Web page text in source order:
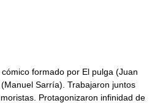
formado por El pulga (Juan
Sarría). Trabajaron juntos
Protagonizaron infinidad de